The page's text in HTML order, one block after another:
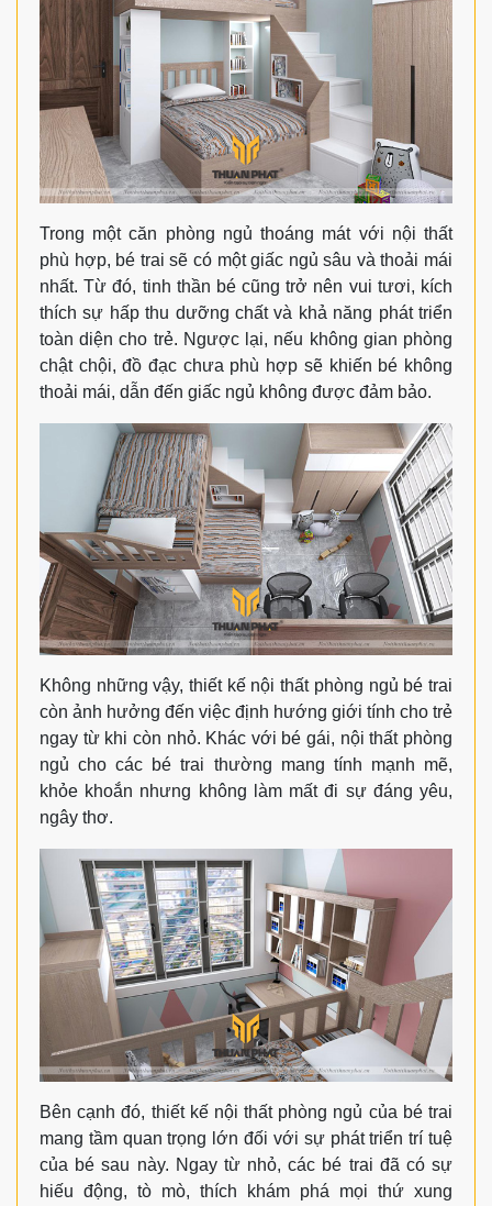
Trong một căn phòng ngủ thoáng mát với nội thất
phù hợp, bé trai sẽ có một giấc ngủ sâu và thoải mái
nhất. Từ đó, tinh thần bé cũng trở nên vui tươi, kích
thích sự hấp thu dưỡng chất và khả năng phát triển
toàn diện cho trẻ. Ngược lại, nếu không gian phòng
chật chội, đồ đạc chưa phù hợp sẽ khiến bé không
thoải mái, dẫn đến giấc ngủ không được đảm bảo.
Không những vậy, thiết kế nội thất phòng ngủ bé trai
còn ảnh hưởng đến việc định hướng giới tính cho trẻ
ngay từ khi còn nhỏ. Khác với bé gái, nội thất phòng
ngủ cho các bé trai thường mang tính mạnh mẽ,
khỏe khoắn nhưng không làm mất đi sự đáng yêu,
ngây thơ.
Bên cạnh đó, thiết kế nội thất phòng ngủ của bé trai
mang tầm quan trọng lớn đối với sự phát triển trí tuệ
của bé sau này. Ngay từ nhỏ, các bé trai đã có sự
hiếu động, tò mò, thích khám phá mọi thứ xung